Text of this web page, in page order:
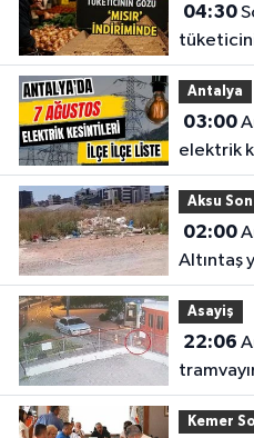
04:30Soğanın fiyatı 60 lirayı buldu
Antalya
03:00Antalya’da 7 Ağustos 2026
elektrik
Aksu
02:00Antalya’da çöp isyanı!
Altıntaş
Asayiş
22:06
Kemer